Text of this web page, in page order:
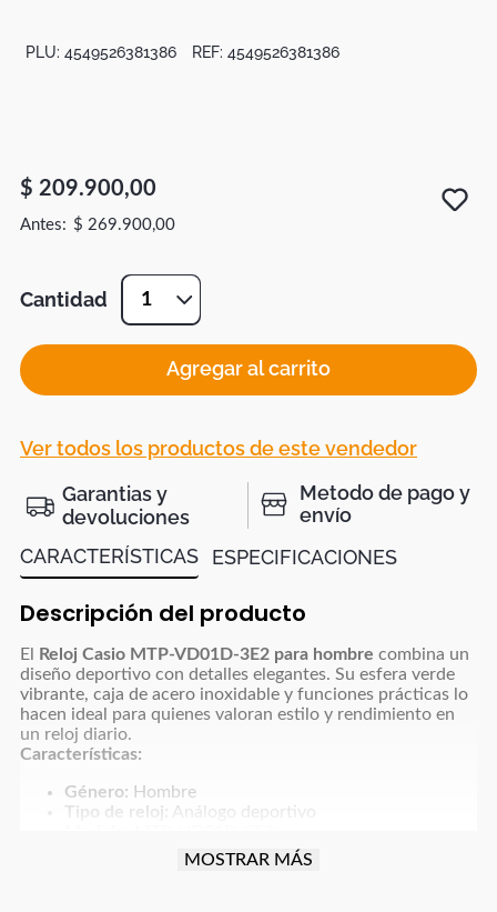
PLU: 4549526381386 REF: 4549526381386
$ 209.900,00
$ 269.900,00
Cantidad 1
Agregar al carrito
Ver todos los productos de este vendedor
Garantias y
devoluciones
Metodo de pago y
envío
CARACTERÍSTICAS
ESPECIFICACIONES
Descripción del producto
El Reloj Casio MTP‑VD01D‑3E2 para hombre combina un
diseño deportivo con detalles elegantes. Su esfera verde
vibrante, caja de acero inoxidable y funciones prácticas lo
hacen ideal para quienes valoran estilo y rendimiento en
un reloj diario.
Características:
Género: Hombre
Tipo de reloj:
Análogo deportivo
Material del pulso:Acero inoxidable
MOSTRAR MÁS